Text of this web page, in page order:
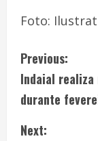
Foto:
Previous:
Indaial realiza
durante
Next: